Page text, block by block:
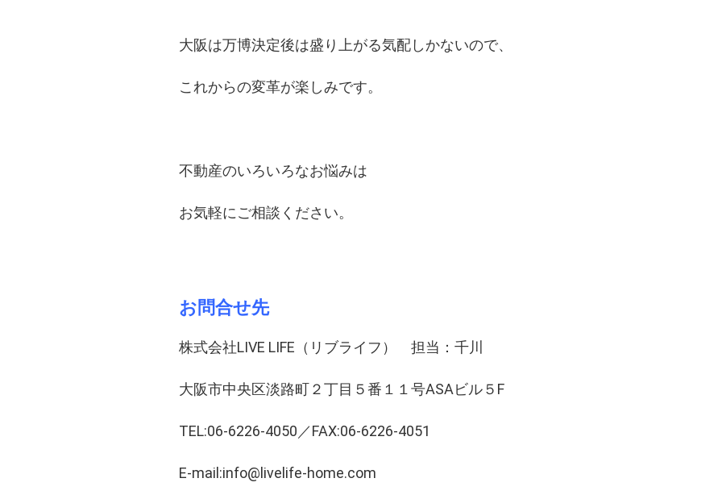
大阪は万博決定後は盛り上がる気配しかないので、
これからの変革が楽しみです。
不動産のいろいろなお悩みは
お気軽にご相談ください。
お問合せ先
株式会社LIVE LIFE（リブライフ） 担当：千川
大阪市中央区淡路町２丁目５番１１号ASAビル５F
TEL:06-6226-4050／FAX:06-6226-4051
E-mail:info@livelife-home.com